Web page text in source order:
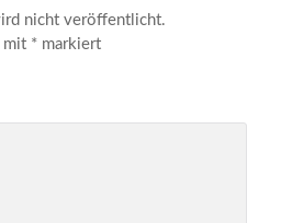
nicht veröffentlicht.
mit * markiert